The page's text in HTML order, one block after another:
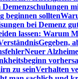
beginnen sollten
bei Demenz
lassen: Warum
Gegeben,
Neuer
zu seinVerhalten